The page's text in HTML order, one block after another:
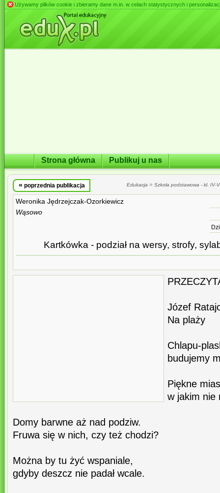
Używamy plików cookie i zbieramy dane m.in. w celach statystycznych i
Strona główna Publikuj u nas
« poprzednia publikacja Edukacja » Szkoła podstawowa - kl. IV-
Weronika Jędrzejczak-Ozorkiewicz
Wąsowo
Kartkówka - podział na wersy, strofy,
Józef
Na plaży
Chlapu-
budujemy
Piękne
w jakim nie
Domy barwne aż nad podziw.
Fruwa się w nich, czy też chodzi?
Można by tu żyć wspaniale,
gdyby deszcz nie padał wcale.